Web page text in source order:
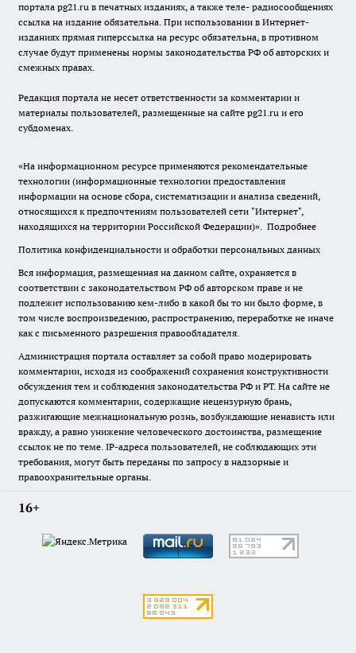
портала pg21.ru в печатных изданиях, а также теле- радиосообщениях
ссылка на издание обязательна. При использовании в Интернет-
изданиях прямая гиперссылка на ресурс обязательна, в противном
случае будут применены нормы законодательства РФ об авторских и
смежных правах.
Редакция портала не несет ответственности за комментарии и
материалы пользователей, размещенные на сайте pg21.ru и его
субдоменах.
«На информационном ресурсе применяются рекомендательные
технологии (информационные технологии предоставления
информации на основе сбора, систематизации и анализа сведений,
относящихся к предпочтениям пользователей сети "Интернет",
находящихся на территории Российской Федерации)». Подробнее
Политика конфиденциальности и обработки персональных данных
Вся информация, размещенная на данном сайте, охраняется в
соответствии с законодательством РФ об авторском праве и не
подлежит использованию кем-либо в какой бы то ни было форме, в
том числе воспроизведению, распространению, переработке не иначе
как с письменного разрешения правообладателя.
Администрация портала оставляет за собой право модерировать
комментарии, исходя из соображений сохранения конструктивности
обсуждения тем и соблюдения законодательства РФ и РТ. На сайте не
допускаются комментарии, содержащие нецензурную брань,
разжигающие межнациональную рознь, возбуждающие ненависть или
вражду, а равно унижение человеческого достоинства, размещение
ссылок не по теме. IP-адреса пользователей, не соблюдающих эти
требования, могут быть переданы по запросу в надзорные и
правоохранительные органы.
16+